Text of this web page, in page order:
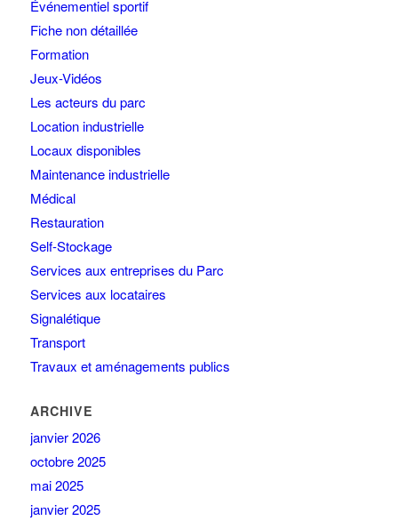
Événementiel sportif
Fiche non détaillée
Formation
Jeux-Vidéos
Les acteurs du parc
Location industrielle
Locaux disponibles
Maintenance industrielle
Médical
Restauration
Self-Stockage
Services aux entreprises du Parc
Services aux locataires
Signalétique
Transport
Travaux et aménagements publics
ARCHIVE
janvier 2026
octobre 2025
mai 2025
janvier 2025